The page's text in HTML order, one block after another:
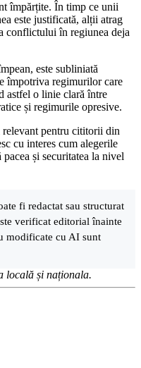
împărțite. În timp ce unii
este justificată, alții atrag
conflictului în regiunea deja
este subliniată
împotriva regimurilor care
astfel o linie clară între
și regimurile opresive.
relevant pentru cititorii din
cu interes cum alegerile
și securitatea la nivel
fi redactat sau structurat
verificat editorial înainte
modificate cu AI sunt
locală și naționala.